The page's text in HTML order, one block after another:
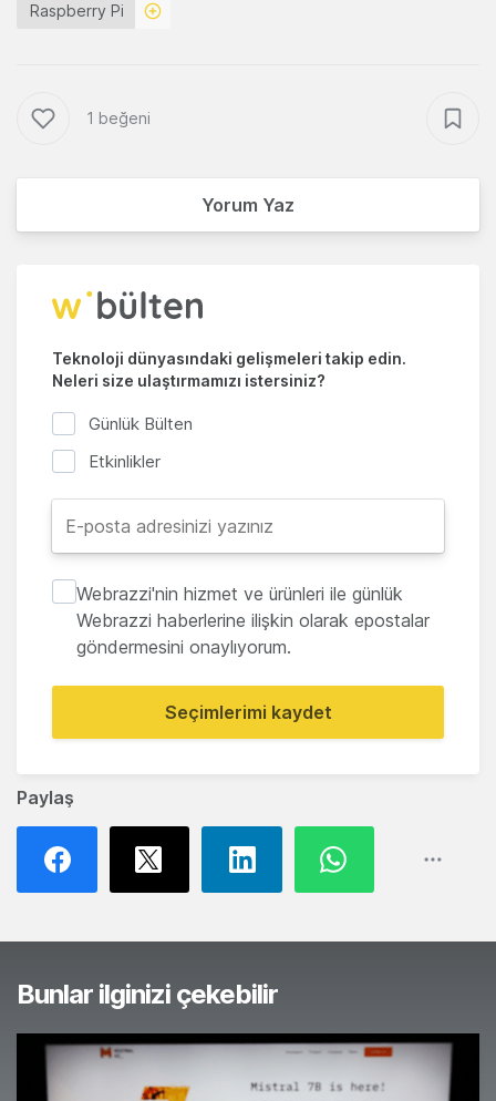
Paylaş
Raspberry Pi
1 beğeni
Yorum Yaz
Teknoloji dünyasındaki gelişmeleri takip edin.
Neleri size ulaştırmamızı istersiniz?
Günlük Bülten
Etkinlikler
Webrazzi'nin hizmet ve ürünleri ile günlük
Webrazzi haberlerine ilişkin olarak epostalar
göndermesini onaylıyorum.
Seçimlerimi kaydet
Bunlar ilginizi çekebilir